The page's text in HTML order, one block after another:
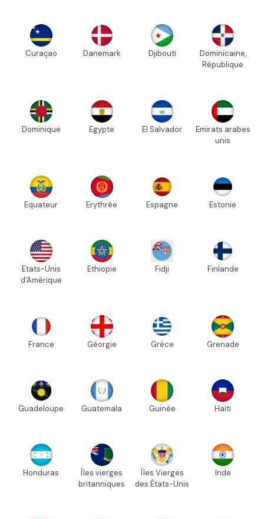
Curaçao Danemark Djibouti
Dominicaine,
République
Dominique Egypte El Salvador
Emirats arabes
unis
Equateur Erythrée Espagne Estonie
Etats-Unis
d'Amérique
Ethiopie Fidji Finlande
France Géorgie Grèce Grenade
Guadeloupe Guatemala Guinée Haïti
Honduras
Îles vierges
britanniques
Îles Vierges
des États-Unis
Inde